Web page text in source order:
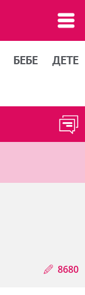
БЕБЕ ДЕТЕ
8680